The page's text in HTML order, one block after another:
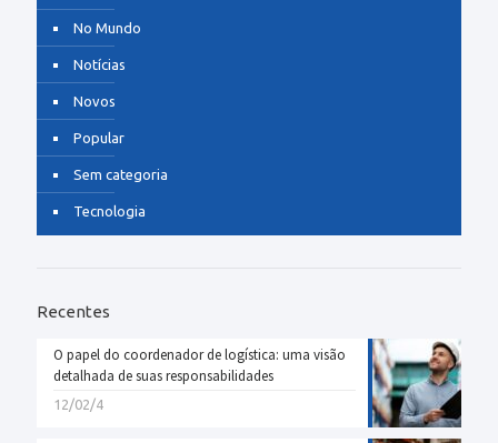
No Mundo
Notícias
Novos
Popular
Sem categoria
Tecnologia
Recentes
O papel do coordenador de logística: uma visão
detalhada de suas responsabilidades
12/02/4